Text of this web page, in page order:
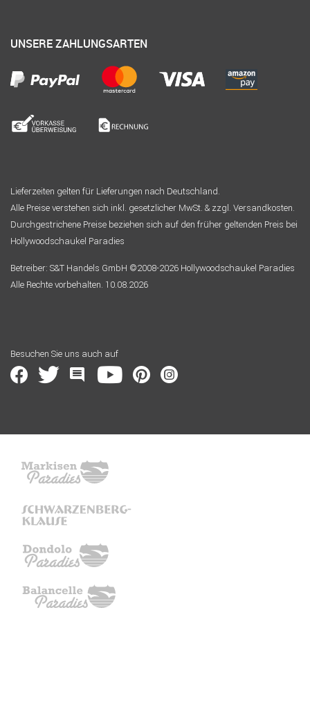
UNSERE ZAHLUNGSARTEN
Lieferzeiten gelten für Lieferungen nach Deutschland.
Alle Preise verstehen sich inkl. gesetzlicher MwSt. & zzgl. Versandkosten.
Durchgestrichene Preise beziehen sich auf den früher geltenden Preis bei
Hollywoodschaukel Paradies
Betreiber: S&T Handels GmbH ©2008-2026 Hollywoodschaukel Paradies
Alle Rechte vorbehalten. 10.08.2026
Besuchen Sie uns auch auf